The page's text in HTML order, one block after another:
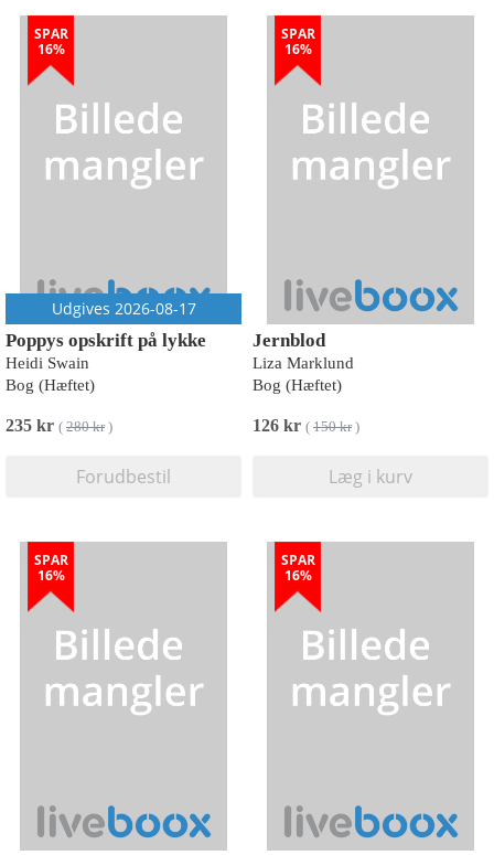
SPAR
16%
Udgives 2026-08-17
Poppys opskrift på lykke
Heidi Swain
Bog (Hæftet)
235 kr ( 280 kr)
Forudbestil
SPAR
16%
Jernblod
Liza Marklund
Bog (Hæftet)
126 kr ( 150 kr)
Læg i kurv
SPAR
16%
SPAR
16%